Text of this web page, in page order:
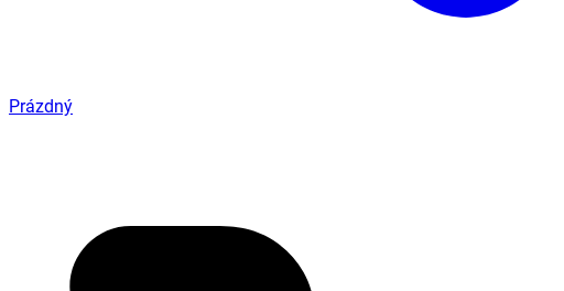
Prázdný